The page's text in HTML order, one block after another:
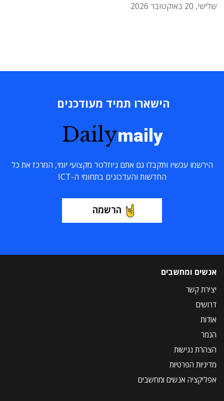
שלישי, 20 באוקטובר 2026
הישארו תמיד מעודכנים
Dailymaily
הירשמו עכשיו ותקבלו גם אתם ניוזלטר מקצועי יומי, המרכז את כל
החדשות והעדכונים בתחומי ה-ICT
הרשמה
אנשים ומחשבים
יצירת קשר
דרושים
אודות
הנמר
הצהרת נגישות
מדיניות הפרטיות
אפליקציה אנשים ומחשבים